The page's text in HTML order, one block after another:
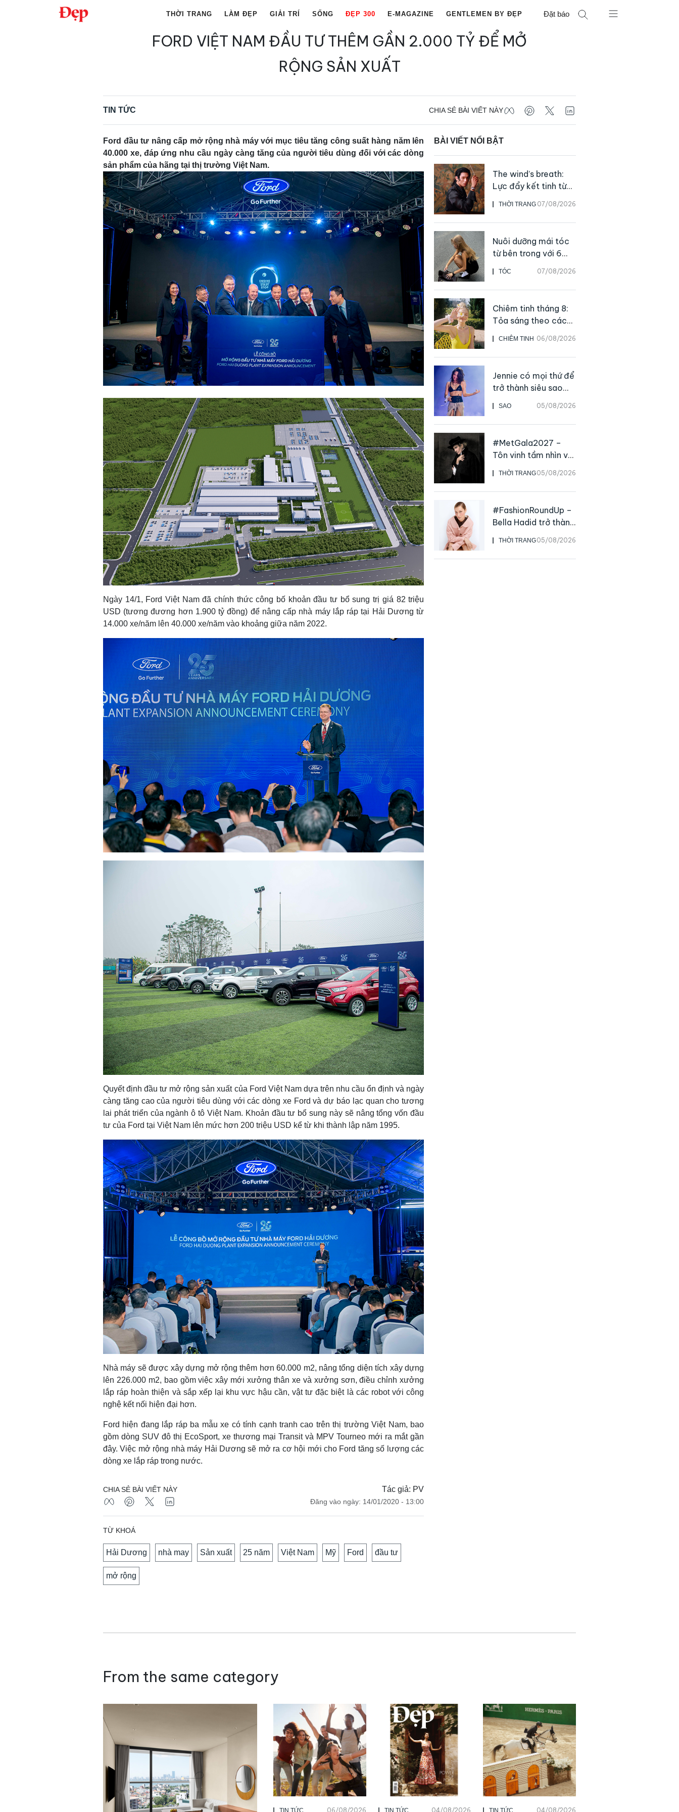
THỜI TRANG LÀM ĐẸP GIẢI TRÍ SỐNG ĐẸP 300 E-MAGAZINE GENTLEMEN BY ĐẸP Đặt báo
FORD VIỆT NAM ĐẦU TƯ THÊM GẦN 2.000 TỶ ĐỂ MỞ
RỘNG SẢN XUẤT
TIN TỨC CHIA SẺ BÀI VIẾT NÀY
Ford đầu tư nâng cấp mở rộng nhà máy với mục tiêu tăng công suất hàng năm lên
40.000 xe, đáp ứng nhu cầu ngày càng tăng của người tiêu dùng đối với các dòng
sản phẩm của hãng tại thị trường Việt Nam.
Ngày 14/1, Ford Việt Nam đã chính thức công bố khoản đầu tư bổ sung trị giá 82 triệu
USD (tương đương hơn 1.900 tỷ đồng) để nâng cấp nhà máy lắp ráp tại Hải Dương từ
14.000 xe/năm lên 40.000 xe/năm vào khoảng giữa năm 2022.
Quyết định đầu tư mở rộng sản xuất của Ford Việt Nam dựa trên nhu cầu ổn định và ngày
càng tăng cao của người tiêu dùng với các dòng xe Ford và dự báo lạc quan cho tương
lai phát triển của ngành ô tô Việt Nam. Khoản đầu tư bổ sung này sẽ nâng tổng vốn đầu
tư của Ford tại Việt Nam lên mức hơn 200 triệu USD kể từ khi thành lập năm 1995.
Nhà máy sẽ được xây dựng mở rộng thêm hơn 60.000 m2, nâng tổng diện tích xây dựng
lên 226.000 m2, bao gồm việc xây mới xưởng thân xe và xưởng sơn, điều chỉnh xưởng
lắp ráp hoàn thiện và sắp xếp lại khu vực hậu cần, vật tư đặc biệt là các robot với công
nghệ kết nối hiện đại hơn.
Ford hiện đang lắp ráp ba mẫu xe có tính cạnh tranh cao trên thị trường Việt Nam, bao
gồm dòng SUV đô thị EcoSport, xe thương mại Transit và MPV Tourneo mới ra mắt gần
đây. Việc mở rộng nhà máy Hải Dương sẽ mở ra cơ hội mới cho Ford tăng số lượng các
dòng xe lắp ráp trong nước.
Tác giả: PV
Đăng vào ngày: 14/01/2020 - 13:00
CHIA SẺ BÀI VIẾT NÀY
TỪ KHOÁ
Hải Dương nhà may Sản xuất 25 năm Việt Nam Mỹ Ford đầu tư
mở rộng
BÀI VIẾT NỔI BẬT
THỜI TRANG 07/08/2026
The wind’s breath:
Lực đẩy kết tinh từ
sự kiên định
TÓC 07/08/2026
Nuôi dưỡng mái tóc
từ bên trong với 6
thực phẩm giàu
dưỡng chất
CHIÊM TINH 06/08/2026
Chiêm tinh tháng 8:
Tỏa sáng theo cách
của chính mình
SAO 05/08/2026
Jennie có mọi thứ để
trở thành siêu sao
live
THỜI TRANG05/08/2026
#MetGala2027 –
Tôn vinh tầm nhìn và
sức ảnh hưởng sâu
rộng của NTK John
Galliano
THỜI TRANG05/08/2026
#FashionRoundUp –
Bella Hadid trở thành
Đại sứ Toàn cầu của
Prada Beauty,
CHANEL mua lại
From the same category
TIN TỨC 06/08/2026 TIN TỨC 04/08/2026 TIN TỨC 04/08/2026